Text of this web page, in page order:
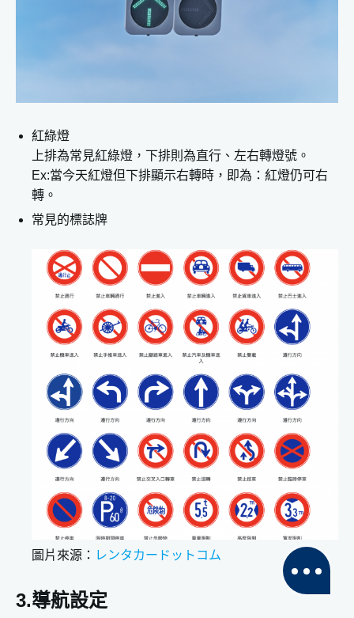
紅綠燈
上排為常見紅綠燈，下排則為直行、左右轉燈號。
Ex:當今天紅燈但下排顯示右轉時，即為：紅燈仍可右
轉。
常見的標誌牌
圖片來源： レンタカー ドット コム
3.導航設定